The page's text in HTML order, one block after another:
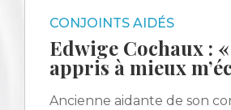
CONJOINTS AIDÉS
Edwige Cochaux : «
appris à mieux
Ancienne aidante de son